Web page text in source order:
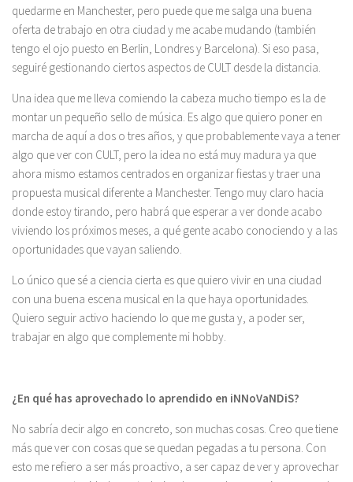
quedarme en Manchester, pero puede que me salga una buena
oferta de trabajo en otra ciudad y me acabe mudando (también
tengo el ojo puesto en Berlin, Londres y Barcelona). Si eso pasa,
seguiré gestionando ciertos aspectos de CULT desde la distancia.
Una idea que me lleva comiendo la cabeza mucho tiempo es la de
montar un pequeño sello de música. Es algo que quiero poner en
marcha de aquí a dos o tres años, y que probablemente vaya a tener
algo que ver con CULT, pero la idea no está muy madura ya que
ahora mismo estamos centrados en organizar fiestas y traer una
propuesta musical diferente a Manchester. Tengo muy claro hacia
donde estoy tirando, pero habrá que esperar a ver donde acabo
viviendo los próximos meses, a qué gente acabo conociendo y a las
oportunidades que vayan saliendo.
Lo único que sé a ciencia cierta es que quiero vivir en una ciudad
con una buena escena musical en la que haya oportunidades.
Quiero seguir activo haciendo lo que me gusta y, a poder ser,
trabajar en algo que complemente mi hobby.
¿En qué has aprovechado lo aprendido en iNNoVaNDiS?
No sabría decir algo en concreto, son muchas cosas. Creo que tiene
más que ver con cosas que se quedan pegadas a tu persona. Con
esto me refiero a ser más proactivo, a ser capaz de ver y aprovechar